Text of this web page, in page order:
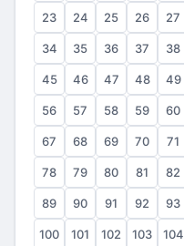
23 24 25 26 27
34 35 36 37 38
45 46 47 48 49
56 57 58 59 60
67 68 69 70 71
78 79 80 81 82
89 90 91 92 93
100 101 102 103 104